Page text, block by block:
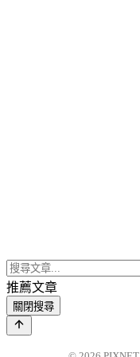
推薦文章
關閉搜尋